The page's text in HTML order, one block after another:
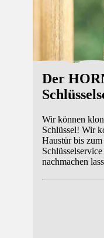
Der
Wir können
Schlüssel! Wir
Haustür bis
nachmachen